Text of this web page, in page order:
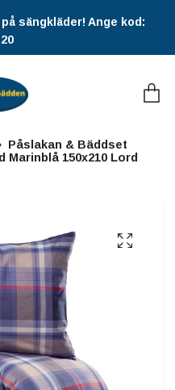
sängkläder! Ange kod:
Påslakan & Bäddset
150x210 Lord